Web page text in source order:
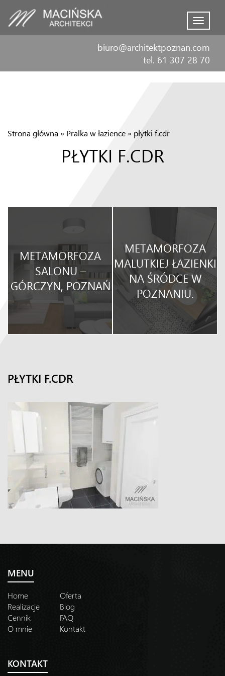
Menu
biuro@architektpoznan.com
tel. 61 307 28 70
Strona główna » Pralka w łazience » płytki f.cdr
PŁYTKI F.CDR
METAMORFOZA
SALONU –
GÓRCZYN, POZNAŃ
METAMORFOZA
MALUTKIEJ ŁAZIENKI
NA ŚRÓDCE W
POZNANIU.
PŁYTKI F.CDR
MENU
Home
Oferta
Realizacje
Blog
Cennik
FAQ
O mnie
Kontakt
KONTAKT